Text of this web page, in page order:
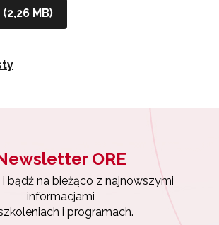
MB)
ORE
i bądź na bieżąco z najnowszymi
informacjami
i programach.
na bieżąco z najnowszymi
się